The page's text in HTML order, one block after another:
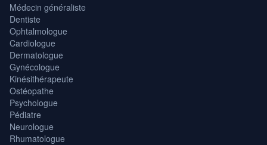
Médecin généraliste
Dentiste
Ophtalmologue
Cardiologue
Dermatologue
Gynécologue
Kinésithérapeute
Ostéopathe
Psychologue
Pédiatre
Neurologue
Rhumatologue